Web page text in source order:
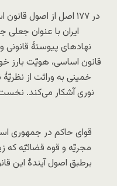
در ۱۷۷ اصل از اصول
ایران با عنوان
قانون اساسی، هویّت بارز
خمینی به وراثت از
مجریّه و قوه قضائیّه که
برطبق اصول آیندهٔ این